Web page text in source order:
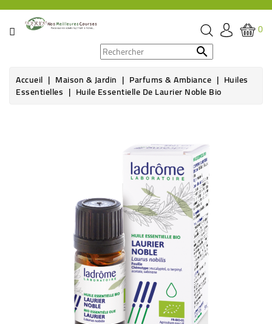
CATÉGORIE
ÉPICERIE
0

Accueil Maison & Jardin Parfums & Ambiance Huiles
Essentielles Huile Essentielle De Laurier Noble Bio